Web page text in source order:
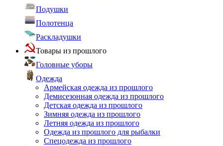
Подушки
Полотенца
Раскладушки
Товары из прошлого
Головные уборы
Одежда
Армейская одежда из прошлого
Демисезонная одежда из прошлого
Детская одежда из прошлого
Зимняя одежда из прошлого
Летняя одежда из прошлого
Одежда из прошлого для рыбалки
Спецодежда из прошлого